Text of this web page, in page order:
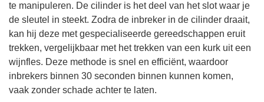
te manipuleren. De cilinder is het deel van het slot waar je
de sleutel in steekt. Zodra de inbreker in de cilinder draait,
kan hij deze met gespecialiseerde gereedschappen eruit
trekken, vergelijkbaar met het trekken van een kurk uit een
wijnfles. Deze methode is snel en efficiënt, waardoor
inbrekers binnen 30 seconden binnen kunnen komen,
vaak zonder schade achter te laten.